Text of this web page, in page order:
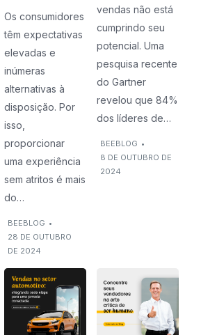
Os consumidores
têm expectativas
elevadas e
inúmeras
alternativas à
disposição. Por
isso,
proporcionar
uma experiência
sem atritos é mais
do…
BEEBLOG •
28 DE OUTUBRO
DE 2024
vendas não está
cumprindo seu
potencial. Uma
pesquisa recente
do Gartner
revelou que 84%
dos líderes de…
BEEBLOG •
8 DE OUTUBRO DE
2024